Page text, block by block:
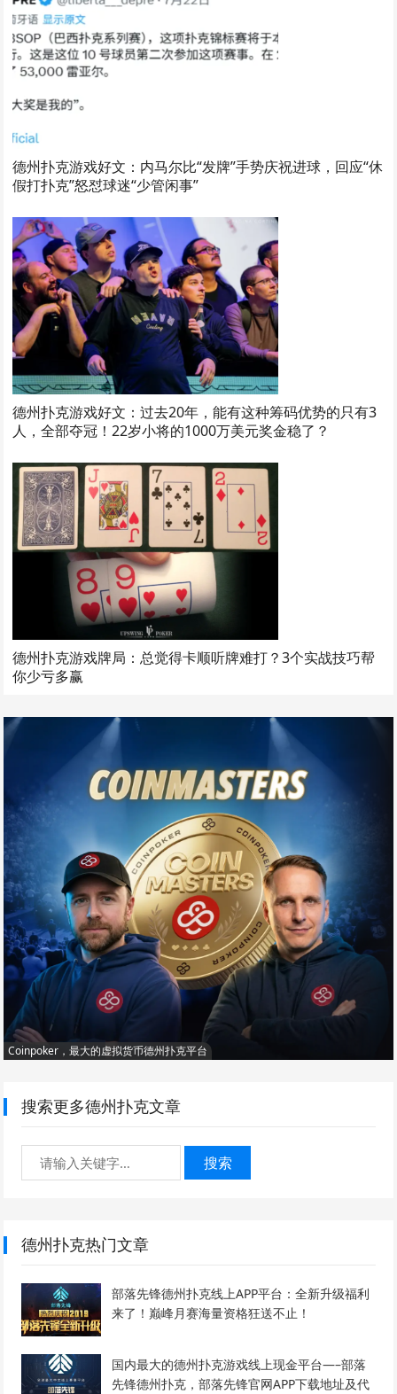
德州扑克游戏好文：内马尔比“发牌”手势庆祝进球，回应“休
假打扑克”怒怼球迷“少管闲事”
德州扑克游戏好文：过去20年，能有这种筹码优势的只有3
人，全部夺冠！22岁小将的1000万美元奖金稳了？
德州扑克游戏牌局：总觉得卡顺听牌难打？3个实战技巧帮
你少亏多赢
Coinpoker，最大的虚拟货币德州扑克平台
搜索更多德州扑克文章
搜索
德州扑克热门文章
部落先锋德州扑克线上APP平台：全新升级福利
来了！巅峰月赛海量资格狂送不止！
国内最大的德州扑克游戏线上现金平台—–部落
先锋德州扑克，部落先锋官网APP下载地址及代